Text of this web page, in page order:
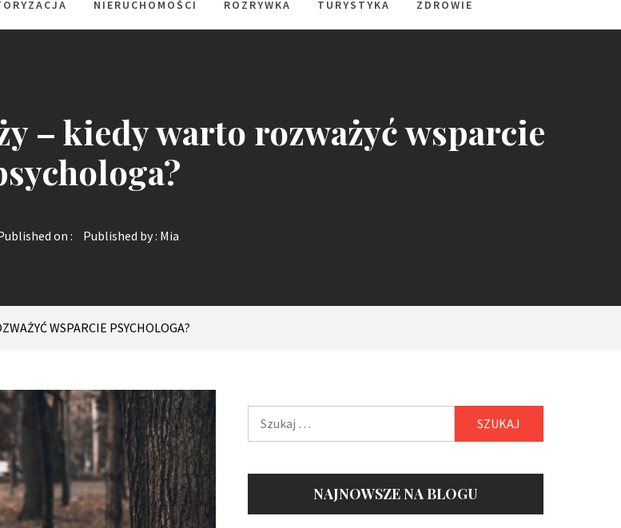
NIERUCHOMOŚCI ROZRYWKA TURYSTYKA ZDROWIE
– kiedy warto rozważyć wsparcie
on : Published by : Mia
WSPARCIE PSYCHOLOGA?
NAJNOWSZE NA BLOGU